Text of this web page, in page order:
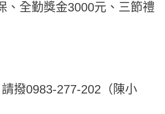
、全勤獎金3000元、三節禮
撥0983-277-202（陳小